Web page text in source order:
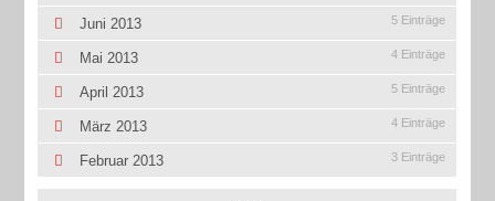
Juni 2013 5 Einträge
Mai 2013 4 Einträge
April 2013 5 Einträge
März 2013 4 Einträge
Februar 2013 3 Einträge